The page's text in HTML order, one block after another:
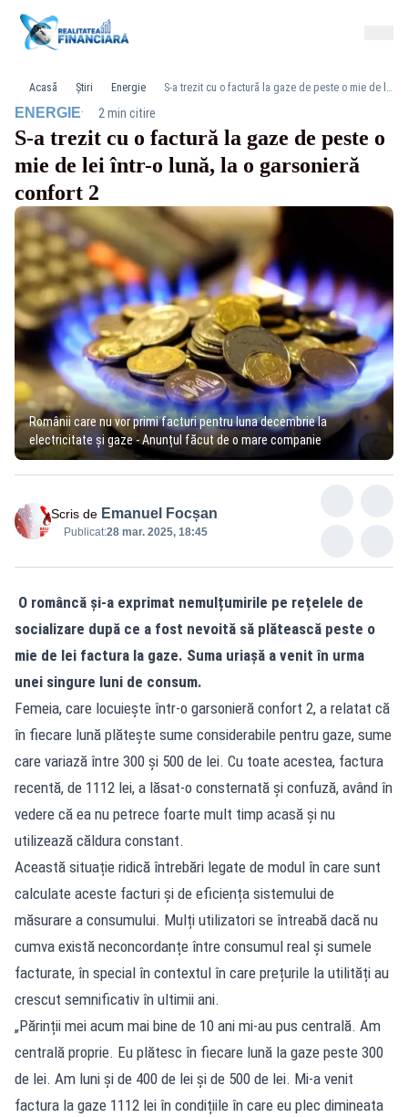
Acasă Știri Energie S-a trezit cu o factură la gaze de peste o mie de lei într-o lună, la o garsonieră confort 2
ENERGIE· 2 min citire
S-a trezit cu o factură la gaze de peste o
mie de lei într-o lună, la o garsonieră
confort 2
Românii care nu vor primi facturi pentru luna decembrie la
electricitate și gaze - Anunțul făcut de o mare companie
Scris de Emanuel Focșan
Publicat:28 mar. 2025, 18:45
O româncă și-a exprimat nemulțumirile pe rețelele de
socializare după ce a fost nevoită să plătească peste o
mie de lei factura la gaze. Suma uriașă a venit în urma
unei singure luni de consum.
Femeia, care locuiește într-o garsonieră confort 2, a relatat că
în fiecare lună plătește sume considerabile pentru gaze, sume
care variază între 300 și 500 de lei. Cu toate acestea, factura
recentă, de 1112 lei, a lăsat-o consternată și confuză, având în
vedere că ea nu petrece foarte mult timp acasă și nu
utilizează căldura constant.
Această situație ridică întrebări legate de modul în care sunt
calculate aceste facturi și de eficiența sistemului de
măsurare a consumului. Mulți utilizatori se întreabă dacă nu
cumva există neconcordanțe între consumul real și sumele
facturate, în special în contextul în care prețurile la utilități au
crescut semnificativ în ultimii ani.
„Părinții mei acum mai bine de 10 ani mi-au pus centrală. Am
centrală proprie. Eu plătesc în fiecare lună la gaze peste 300
de lei. Am luni și de 400 de lei și de 500 de lei. Mi-a venit
factura la gaze 1112 lei în condițiile în care eu plec dimineata